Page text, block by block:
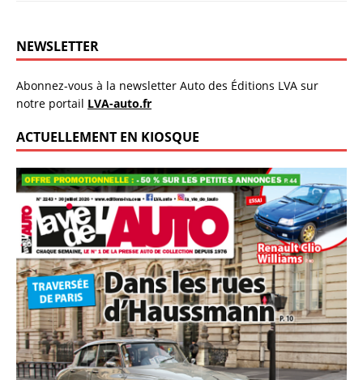
NEWSLETTER
Abonnez-vous à la newsletter Auto des Éditions LVA sur
notre portail LVA-auto.fr
ACTUELLEMENT EN KIOSQUE